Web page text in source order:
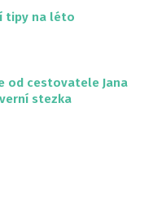
tipy na léto
od cestovatele Jana
stezka